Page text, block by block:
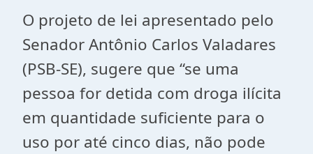
O projeto de lei apresentado pelo
Senador Antônio Carlos Valadares
(PSB-SE), sugere que “se uma
pessoa for detida com droga ilícita
em quantidade suficiente para o
uso por até cinco dias, não pode